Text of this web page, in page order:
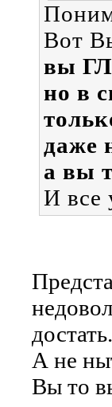
Вот
вы
но в
даже
а вы
И все
А не
Вы то